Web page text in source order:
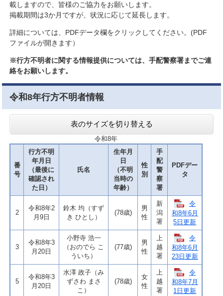
載しますので、皆様のご協力をお願いします。
掲載期間は3か月ですが、状況に応じて延長します。
詳細については、PDFデータ欄をクリックしてください。(PDF
ファイルが開きます）
※行方不明者に関する情報提供については、手配警察署までご連
絡をお願いします。
令和8年行方不明者情報
表のサイズを切り替える
令和8年
番
号
行方不明
年月日
（最後に
確認され
た日）
氏名
生年月
日
（不明
当時の
年齢）
性
別
手
配
警
察
署
PDFデー
タ
2
令和8年2
月9日
鈴木 均（すず
き ひとし）
(78歳)
男
性
新
潟
署
令
和8年6月
5日更新
3
令和8年3
月20日
小野寺 浩一
（おのでら こ
ういち）
(77歳)
男
性
上
越
署
令
和8年6月
23日更新
5
令和8年3
月20日
水澤 政子（み
ずさわ まさ
こ）
(78歳)
女
性
上
越
署
令
和8年7月
1日更新